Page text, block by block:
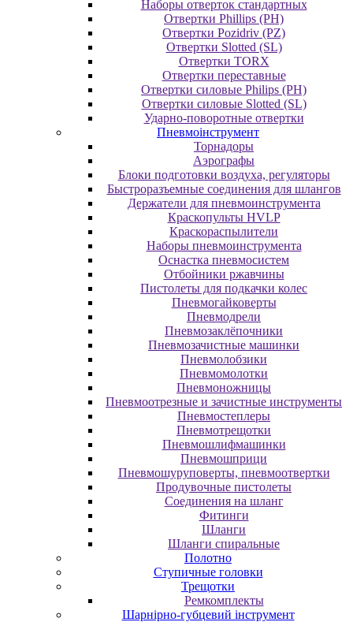
Наборы отверток стандартных
Отвертки Phillips (PH)
Отвертки Pozidriv (PZ)
Отвертки Slotted (SL)
Отвертки TORX
Отвертки переставные
Отвертки силовые Philips (PH)
Отвертки силовые Slotted (SL)
Ударно-поворотные отвертки
Пневмоінструмент
Topнaдopы
Аэрографы
Блоки подготовки воздуха, регуляторы
Быстроразъемные соединения для шлангов
Держатели для пневмоинструмента
Краскопульты HVLP
Краскораспылители
Наборы пневмоинструмента
Оснастка пневмосистем
Отбойники ржавчины
Пистолеты для подкачки колес
Пневмогайковерты
Пневмодрели
Пневмозаклёпочники
Пневмозачистные машинки
Пневмолобзики
Пневмомолотки
Пневмоножницы
Пневмоотрезные и зачистные инструменты
Пневмостеплеры
Пневмотрещотки
Пневмошлифмашинки
Пневмошприци
Пневмошуруповерты, пневмоотвертки
Продувочные пистолеты
Соединения на шланг
Фитинги
Шланги
Шланги спиральные
Полотно
Ступичные головки
Трещотки
Ремкомплекты
Шарнірно-губцевий інструмент